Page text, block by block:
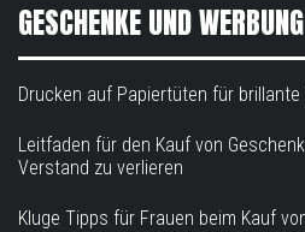
GESCHENKE UND WERBUNG
Drucken auf Papiertüten für brillante
Leitfaden für den Kauf von
Verstand zu verlieren
Kluge Tipps für Frauen beim Kauf